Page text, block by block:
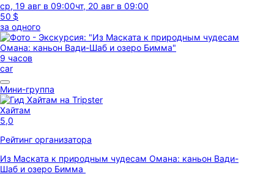
ср, 19 авг в 09:00чт, 20 авг в 09:00
50 $
за одного
9 часов
car
Мини-группа
Хайтам
5,0
Рейтинг организатора
Из Маската к природным чудесам Омана: каньон Вади-
Шаб и озеро Бимма